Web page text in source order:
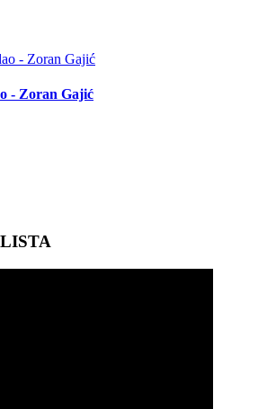
- Zoran Gajić